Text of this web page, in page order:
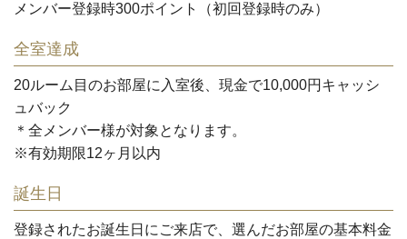
メンバー登録時300ポイント（初回登録時のみ）
全室達成
20ルーム目のお部屋に入室後、 現金で10,000円キャッシ
ュバック
＊全メンバー様が対象となります。
※有効期限12ヶ月以内
誕生日
登録されたお誕生日にご来店で、選んだお部屋の基本料金